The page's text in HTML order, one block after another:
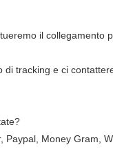
il
tracking e ci
Paypal, Money Gram,